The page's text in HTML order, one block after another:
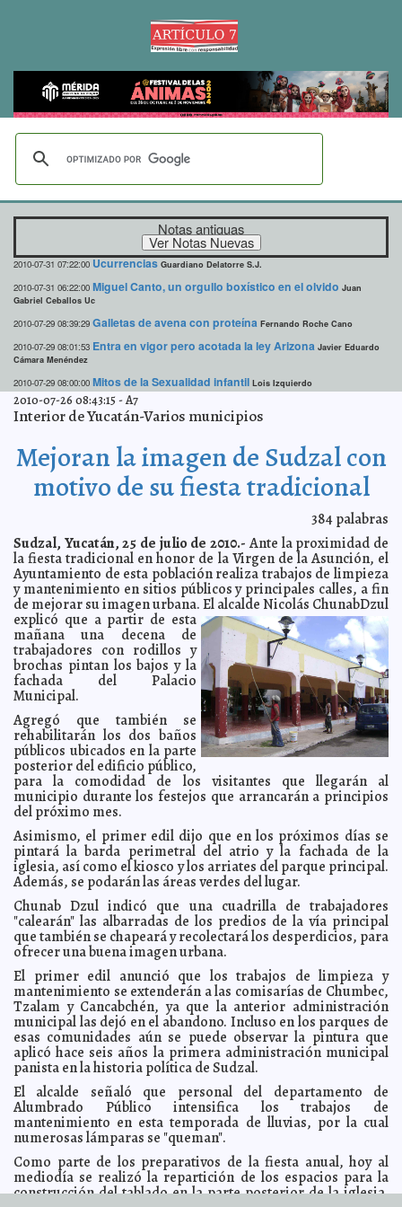
Notas antiguas
2010-07-31 07:22:00 Ucurrencias Guardiano Delatorre S.J.
2010-07-31 06:22:00 Miguel Canto, un orgullo boxístico en el olvido Juan
Gabriel Ceballos Uc
2010-07-29 08:39:29 Galletas de avena con proteína Fernando Roche Cano
2010-07-29 08:01:53 Entra en vigor pero acotada la ley Arizona Javier Eduardo
Cámara Menéndez
2010-07-29 08:00:00 Mitos de la Sexualidad infantil Lois Izquierdo
2010-07-28 23:00:00 Se hace pública presunta carta de Fernández de
Cevalles Juan Gabriel Ceballos Uc
Cancún Juan Gabriel Ceballos Uc
2010-07-28 12:10:09 Primer "coche volador" Javier Eduardo Cámara Menéndez
2010-07-28 11:54:16 Capacitan a indígenas mayas en la proyección de
2010-07-28 11:51:06 Firme el comprosmiso Leonor Chan de trabajo por el
pueblo de Kanasín A7
2010-07-28 11:47:07 Mayapán en plena transformación A7
2010-07-28 11:25:03 Instalan el Comité de Planeación para el Desarrollo del
Municipio de Motul A7
2010-07-28 11:22:00 Alimentos caducos en despensas del Ayuntamiento de
Yaxcabá A7
2010-07-28 10:30:29 Intenso trabajo de aseo urbano en Tunkás A7
2010-07-28 10:06:24 Advierte el IMSS de cáncer de piel por exposición al Sol
A7
2010-07-28 09:46:31 Sesión de reestructuración del Consejo Municipal de
Desarrollo Rural y Sustentable de Motul 2010-2012 A7
2010-07-28 09:42:55 Campaña para prevenir el dengue en Dzitás A7
2010-07-28 09:07:17 Ambiciosos vulgares Javier Corral Jurado
2010-07-28 08:56:04 Regeneración azul Lois Izquierdo
Tratan de desestabilizar al Ayuntamiento de Kanasín
2010-07-27 17:23:26 Curso de verano en Seyé: "Aprender jugando" A7
2010-07-27 17:20:21 Todos contra el dengue en Opichén A7
El Ayuntamiento de Chicxulub Pueblo promueve la
atención a jóvenes A7
2010-07-27 17:09:41 Extremar precauciones previene la muerte súbita: IMSS
A7
México no cuenta con el Plan Nacional de Contingencia
ante derrame de BP De Varios Autores
2010-07-27 16:51:27 Capacitan a policías municipales de Cenotillo A7
2010-07-27 14:46:27 Hidalgo aprueba nueva ley anti narcóticos Juan Gabriel
Ceballos Uc
2010-07-27 13:40:29 Plataforma de lanzamientos espaciales en Q. Roo Juan
Gabriel Ceballos Uc
2010-07-26 13:00:00 El PAN pide tomar más en cuenta a la sociedad en el
tema de protección del ambiente A7
2010-07-26 12:02:43 Concluye la ExpoFeria Motul 2010 A7
2010-07-26 11:59:09 "Dos designaciones, afrenta para la sociedad", dice
Asociación Civil A7
2010-07-26 11:55:36 Inauguran la Feria del Caballo de Tunkás A7
2010-07-26 08:43:15-A7
Interior de Yucatán-Varios municipios
Mejoran la imagen de Sudzal con
motivo de su fiesta tradicional
384palabras
Sudzal, Yucatán, 25 de julio de 2010.-Ante la proximidad de
la fiesta tradicional en honor de la Virgen de la Asunción, el
Ayuntamiento de esta población realiza trabajos de limpieza
y mantenimiento en sitios públicos y principales calles, a fin
de mejorar su imagen urbana.El alcalde Nicolás ChunabDzul
explicó que a partir de esta
mañana una decena de
trabajadores con rodillos y
brochas pintan los bajos y la
fachada del Palacio
Municipal.
Agregó que también se
rehabilitarán los dos baños
públicos ubicados en la parte
posterior del edificio público,
para la comodidad de los visitantes que llegarán al
municipio durante los festejos que arrancarán a principios
del próximo mes.
Asimismo, el primer edil dijo que en los próximos días se
pintará la barda perimetral del atrio y la fachada de la
iglesia, así como el kiosco y los arriates del parque principal.
Además, se podarán las áreas verdes del lugar.
Chunab Dzul indicó que una cuadrilla de trabajadores
"calearán" las albarradas de los predios de la vía principal
que también se chapeará y recolectará los desperdicios, para
ofrecer una buena imagen urbana.
El primer edil anunció que los trabajos de limpieza y
mantenimiento se extenderán a las comisarías de Chumbec,
Tzalam y Cancabchén, ya que la anterior administración
municipal las dejó en el abandono. Incluso en los parques de
esas comunidades aún se puede observar la pintura que
aplicó hace seis años la primera administración municipal
panista en la historia política de Sudzal.
El alcalde señaló que personal del departamento de
Alumbrado Público intensifica los trabajos de
mantenimiento en esta temporada de lluvias, por la cual
numerosas lámparas se "queman".
Como parte de los preparativos de la fiesta anual, hoy al
mediodía se realizó la repartición de los espacios para la
construcción del tablado en la parte posterior de la iglesia.